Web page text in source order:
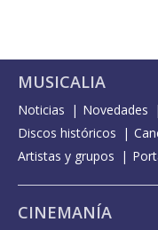
MUSICALIA
Noticias Novedades
Discos históricos
Artistas y grupos
CINEMANÍA